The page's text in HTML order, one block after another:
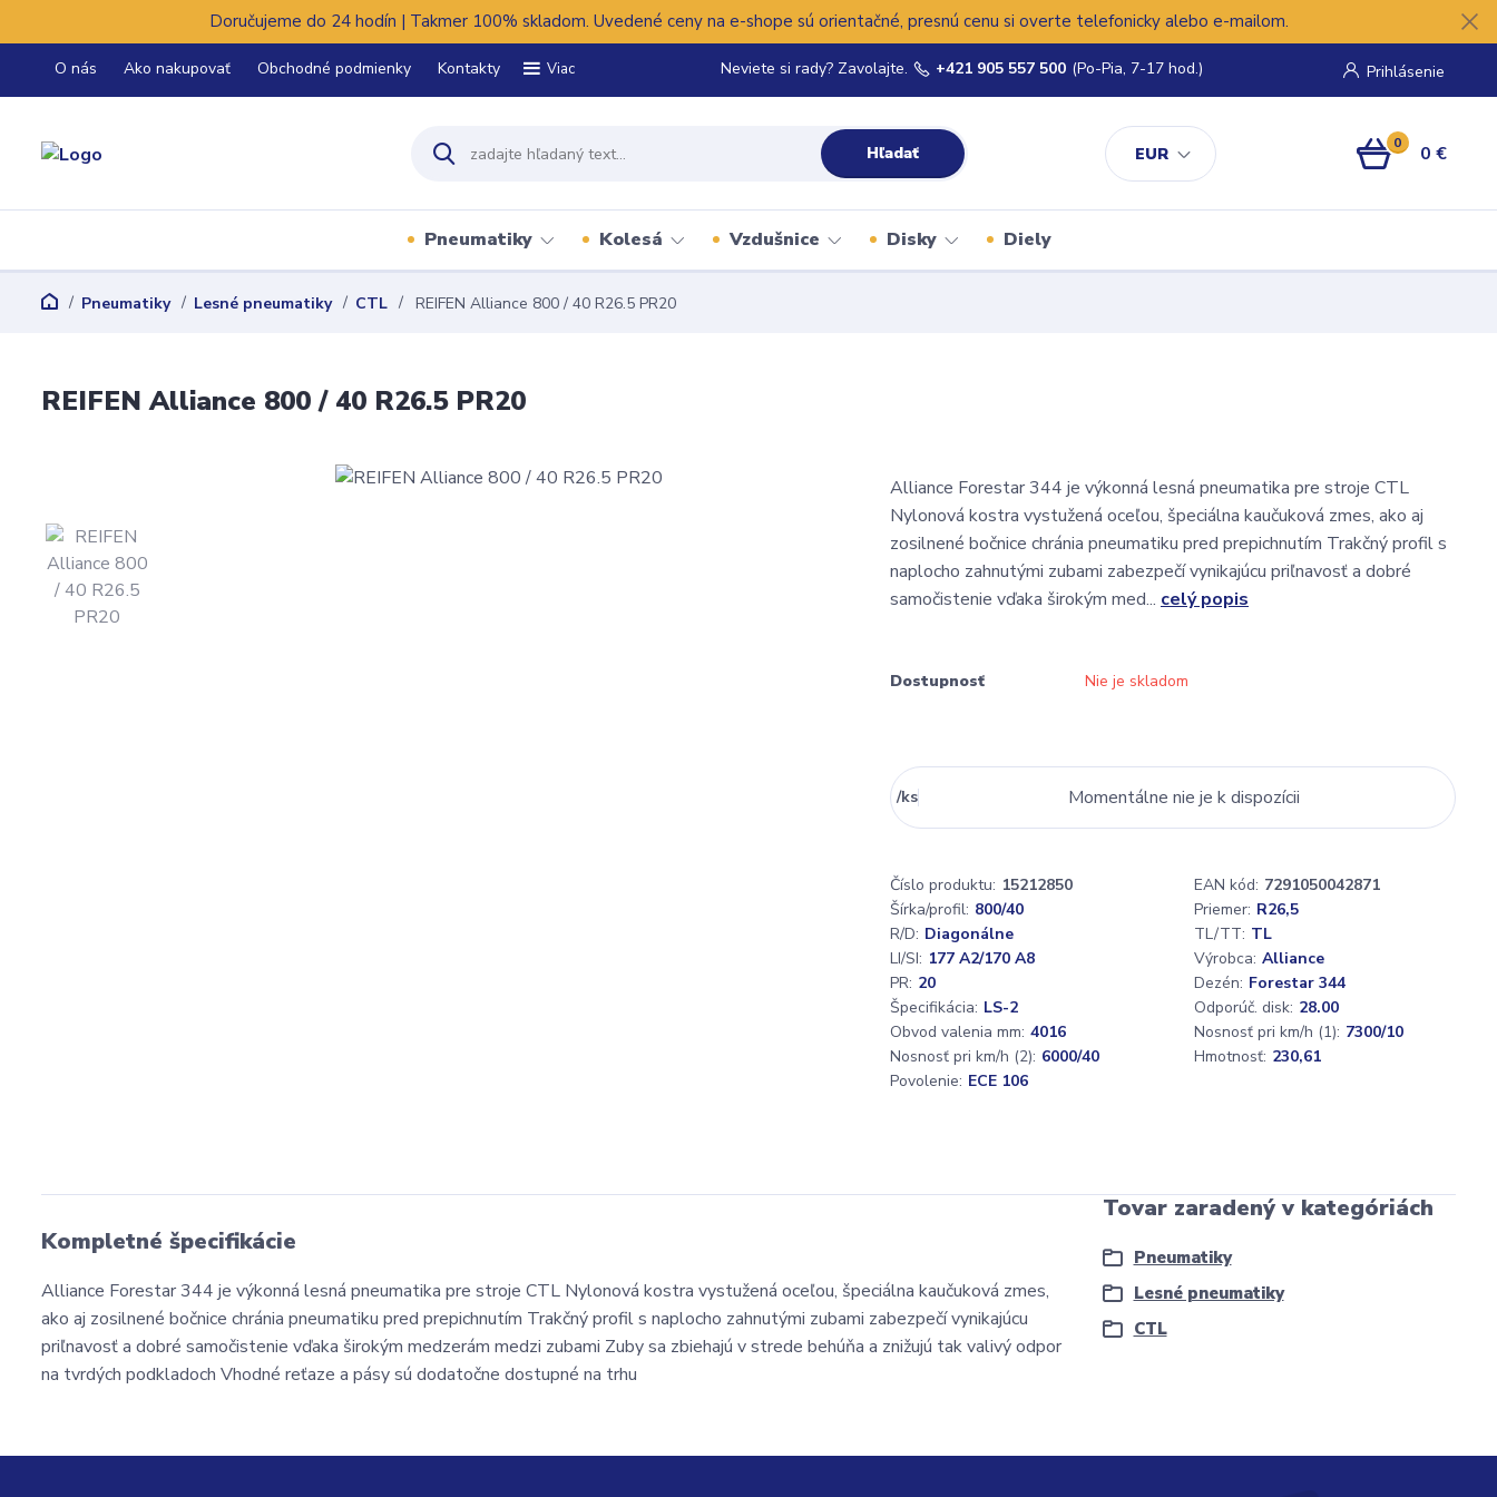
Doručujeme do 24 hodín | Takmer 100% skladom. Uvedené ceny na e-shope sú orientačné, presnú cenu si overte telefonicky alebo e-mailom.
O nás Ako nakupovať Obchodné podmienky Kontakty Viac
EUR
Prihlásenie
Hľadať
Neviete si rady? Zavolajte. +421 905 557 500 (Po-Pia, 7-17 hod.)
0 0 €
Pneumatiky Kolesá Vzdušnice Disky Diely
Pneumatiky Lesné pneumatiky CTL REIFEN Alliance 800 / 40 R26.5 PR20
REIFEN Alliance 800 / 40 R26.5 PR20
Alliance Forestar 344 je výkonná lesná pneumatika pre stroje CTL
Nylonová kostra vystužená oceľou, špeciálna kaučuková zmes, ako aj
zosilnené bočnice chránia pneumatiku pred prepichnutím Trakčný profil s
naplocho zahnutými zubami zabezpečí vynikajúcu priľnavosť a dobré
samočistenie vďaka širokým med... celý popis
Dostupnosť Nie je skladom
/ks Momentálne nie je k dispozícii
Číslo produktu: 15212850 EAN kód: 7291050042871
Šírka/profil: 800/40 Priemer: R26,5
R/D: Diagonálne TL/TT: TL
LI/SI: 177 A2/170 A8 Výrobca: Alliance
PR: 20 Dezén: Forestar 344
Špecifikácia: LS-2 Odporúč. disk: 28.00
Obvod valenia mm: 4016 Nosnosť pri km/h (1): 7300/10
Nosnosť pri km/h (2): 6000/40 Hmotnosť: 230,61
Povolenie: ECE 106
Kompletné špecifikácie
Alliance Forestar 344 je výkonná lesná pneumatika pre stroje CTL Nylonová kostra vystužená oceľou, špeciálna kaučuková zmes,
ako aj zosilnené bočnice chránia pneumatiku pred prepichnutím Trakčný profil s naplocho zahnutými zubami zabezpečí vynikajúcu
priľnavosť a dobré samočistenie vďaka širokým medzerám medzi zubami Zuby sa zbiehajú v strede behúňa a znižujú tak valivý odpor
na tvrdých podkladoch Vhodné reťaze a pásy sú dodatočne dostupné na trhu
Tovar zaradený v kategóriách
Pneumatiky
Lesné pneumatiky
CTL